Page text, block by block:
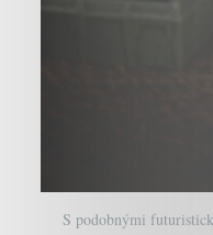
S podobnými